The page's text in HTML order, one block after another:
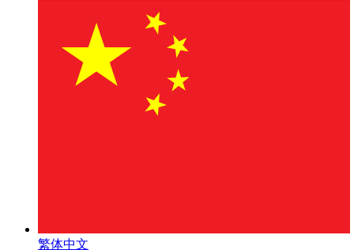
繁体中文